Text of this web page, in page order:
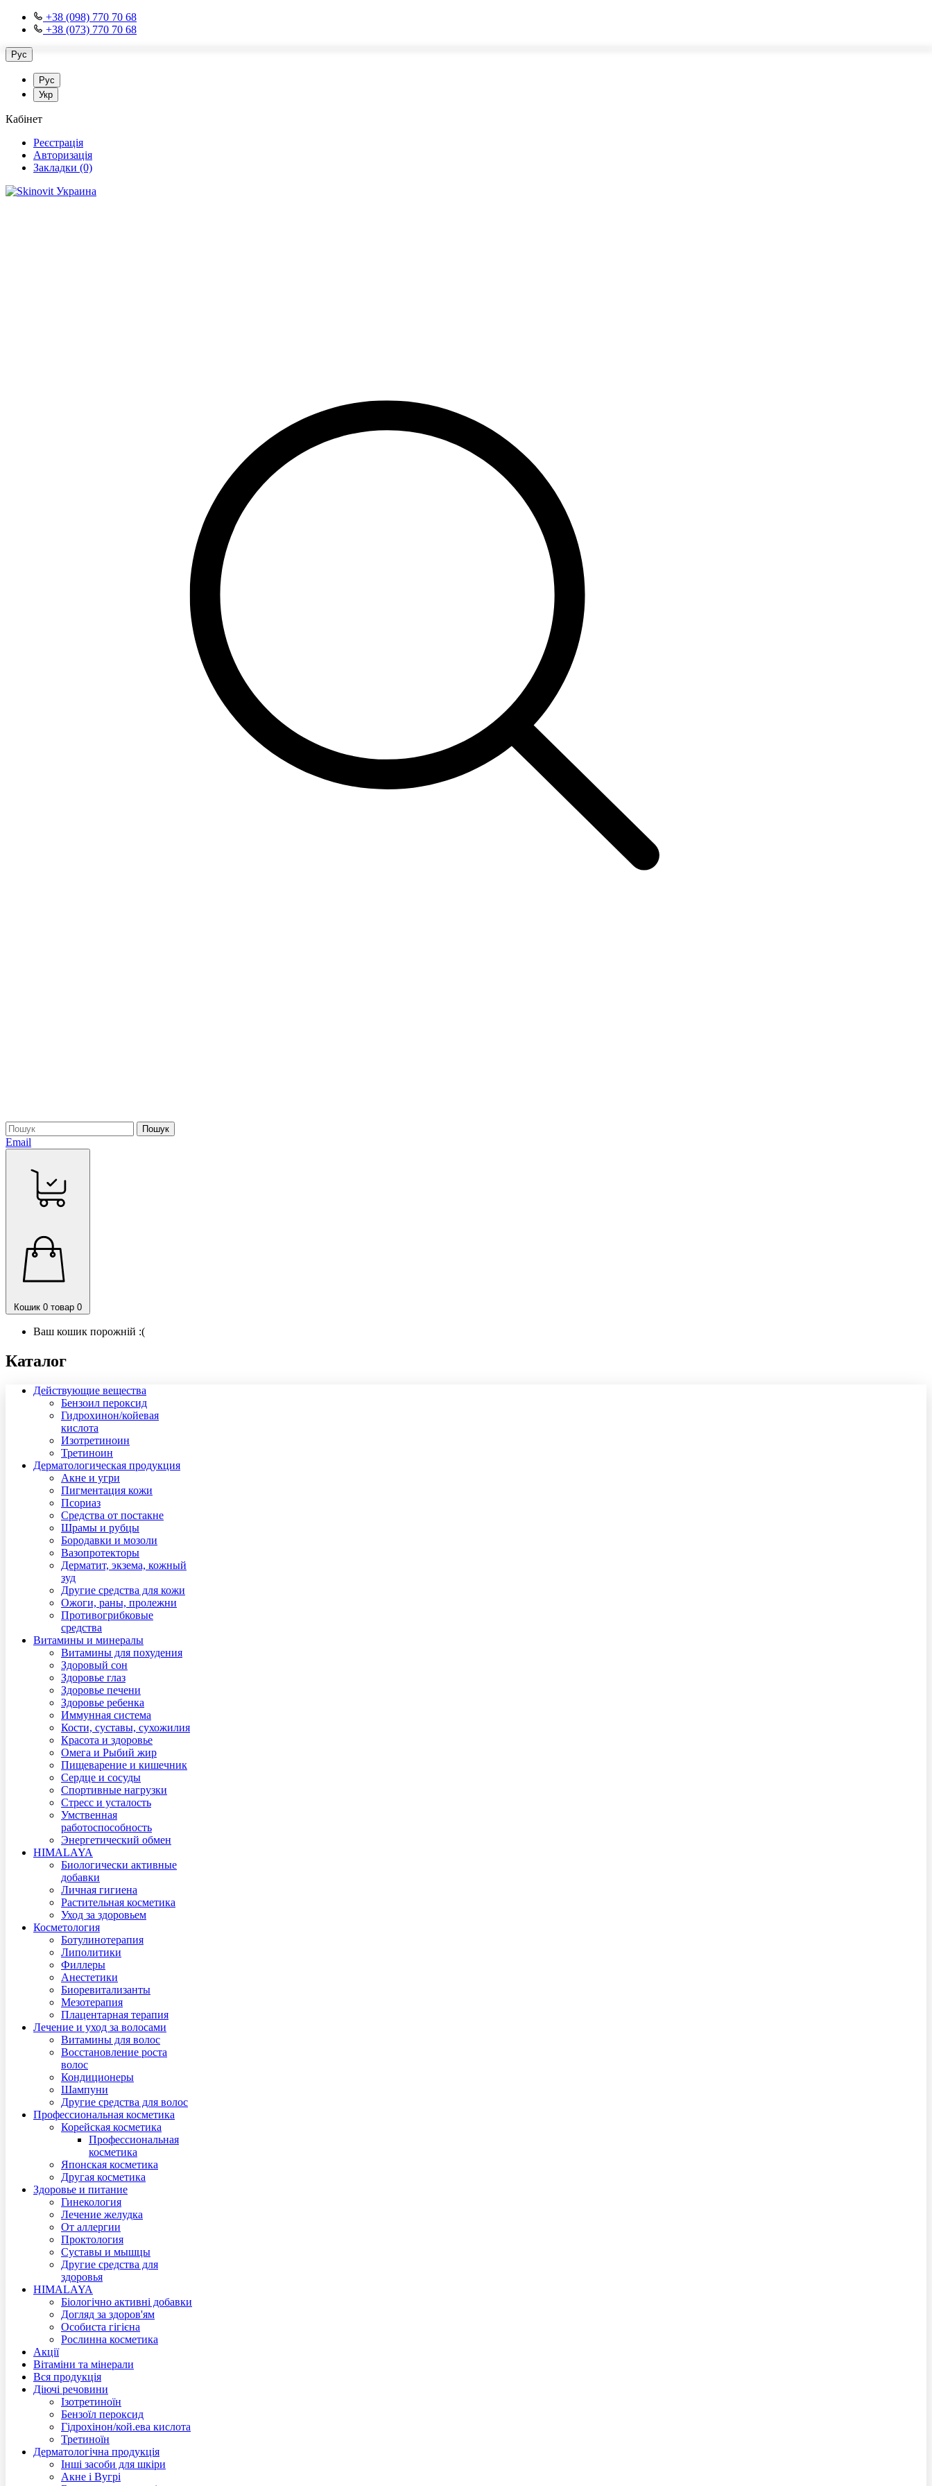
+38 (098) 770 70 68
+38 (073) 770 70 68
Рус
Рус
Укр
Кабінет
Реєстрація
Авторизація
Закладки (0)
Пошук
Email
Кошик 0 товар 0
Ваш кошик порожній :(
Каталог
Действующие вещества
Бензоил пероксид
Гидрохинон/койевая
кислота
Изотретиноин
Третиноин
Дерматологическая продукция
Акне и угри
Пигментация кожи
Псориаз
Средства от постакне
Шрамы и рубцы
Бородавки и мозоли
Вазопротекторы
Дерматит, экзема, кожный
зуд
Другие средства для кожи
Ожоги, раны, пролежни
Противогрибковые
средства
Витамины и минералы
Витамины для похудения
Здоровый сон
Здоровье глаз
Здоровье печени
Здоровье ребенка
Иммунная система
Кости, суставы, сухожилия
Красота и здоровье
Омега и Рыбий жир
Пищеварение и кишечник
Сердце и сосуды
Спортивные нагрузки
Стресс и усталость
Умственная
работоспособность
Энергетический обмен
HIMALAYA
Биологически активные
добавки
Личная гигиена
Растительная косметика
Уход за здоровьем
Косметология
Ботулинотерапия
Липолитики
Филлеры
Анестетики
Биоревитализанты
Мезотерапия
Плацентарная терапия
Лечение и уход за волосами
Витамины для волос
Восстановление роста
волос
Кондициoнеры
Шампуни
Другие средства для волос
Профессиональная косметика
Корейская косметика
Профессиональная
косметика
Японская косметика
Другая косметика
Здоровье и питание
Гинекология
Лечение желудка
От аллергии
Проктология
Суставы и мышцы
Другие средства для
здоровья
HIMALAYA
Біологічно активні добавки
Догляд за здоров'ям
Особиста гігієна
Рослинна косметика
Акції
Вітаміни та мінерали
Вся продукція
Діючі речовини
Ізотретиноїн
Бензоїл пероксид
Гідрохінон/кой.ева кислота
Третиноїн
Дерматологічна продукція
Інші засоби для шкіри
Акне і Вугрі